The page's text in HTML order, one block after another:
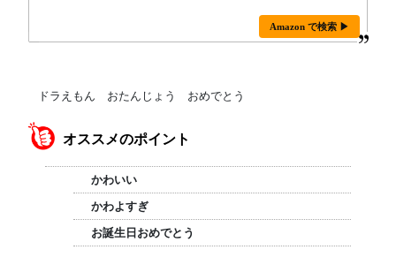
Amazon で検索 ▶
ドラえもん おたんじょう おめでとう
オススメのポイント
かわいい
かわよすぎ
お誕生日おめでとう